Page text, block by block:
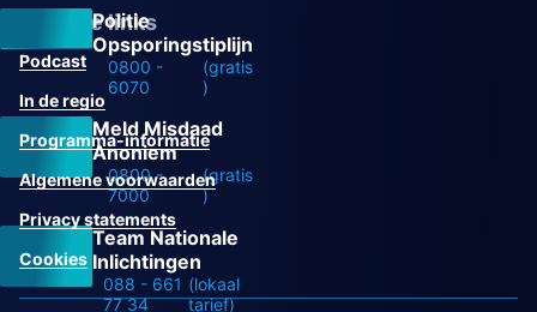
Politie
Opsporingstiplijn
0800 -
6070
(gratis
)
Meld Misdaad
Anoniem
0800 -
7000
(gratis
)
Team Nationale
Inlichtingen
088 - 661
77 34
(lokaal
tarief)
Overige links
Podcast
In de regio
Programma-informatie
Algemene voorwaarden
Privacy statements
Cookies